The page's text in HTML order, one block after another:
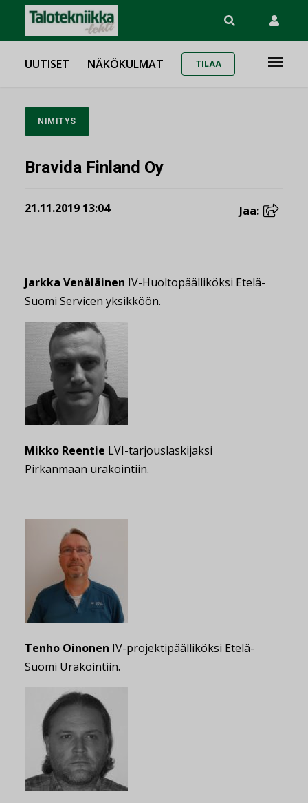
UUTISET NÄKÖKULMAT TILAA
NIMITYS
Bravida Finland Oy
21.11.2019 13:04 Jaa:
Jarkka Venäläinen IV-Huoltopäälliköksi Etelä-
Suomi Servicen yksikköön.
Mikko Reentie LVI-tarjouslaskijaksi
Pirkanmaan urakointiin.
Tenho Oinonen IV-projektipäälliköksi Etelä-
Suomi Urakointiin.